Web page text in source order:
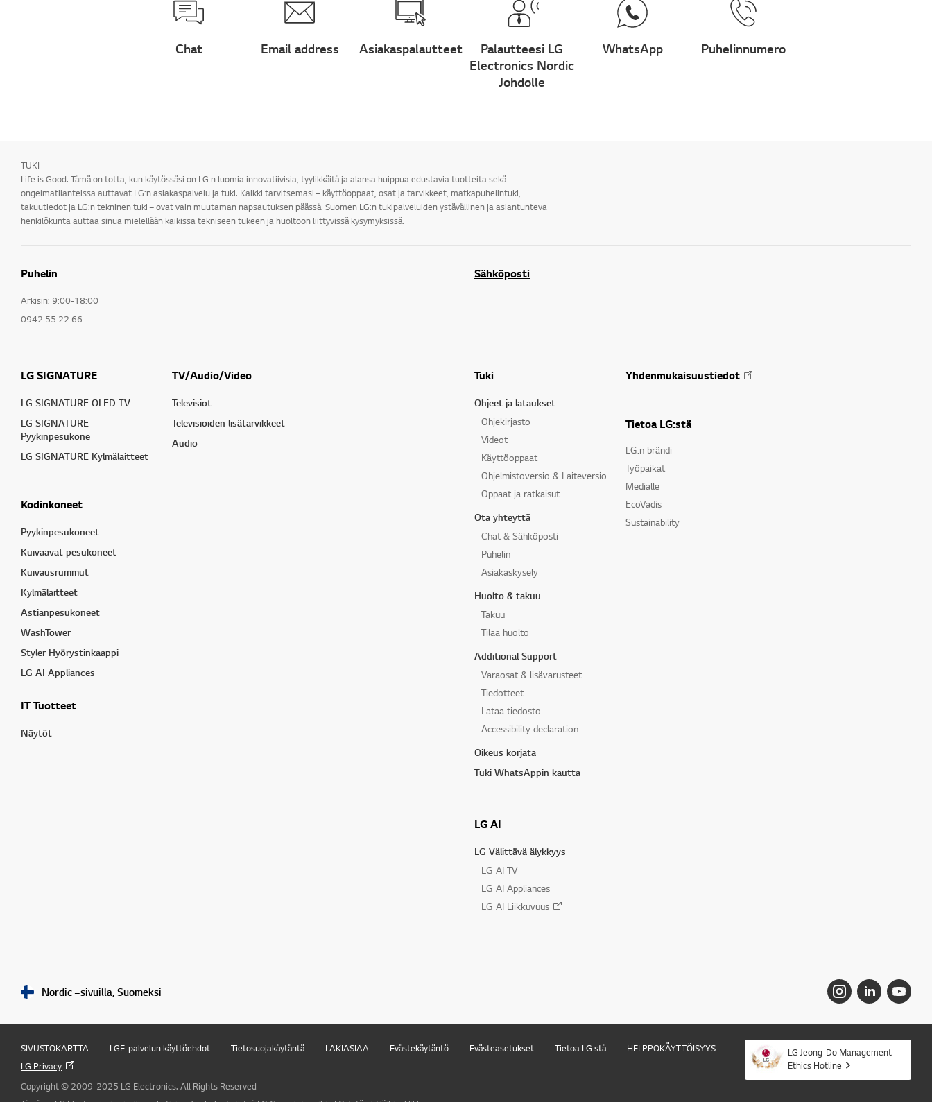
Chat Email address Asiakaspalautteet
Palautteesi LG
Electronics Nordic
Johdolle
WhatsApp Puhelinnumero
TUKI
Life is Good. Tämä on totta, kun käytössäsi on LG:n luomia innovatiivisia, tyylikkäitä ja alansa huippua edustavia tuotteita sekä
ongelmatilanteissa auttavat LG:n asiakaspalvelu ja tuki. Kaikki tarvitsemasi – käyttöoppaat, osat ja tarvikkeet, matkapuhelintuki,
takuutiedot ja LG:n tekninen tuki – ovat vain muutaman napsautuksen päässä. Suomen LG:n tukipalveluiden ystävällinen ja asiantunteva
henkilökunta auttaa sinua mielellään kaikissa tekniseen tukeen ja huoltoon liittyvissä kysymyksissä.
Puhelin
Arkisin: 9:00-18:00
0942 55 22 66
Sähköposti
LG SIGNATURE
LG SIGNATURE OLED TV
LG SIGNATURE
Pyykinpesukone
LG SIGNATURE Kylmälaitteet
TV/Audio/Video
Televisiot
Televisioiden lisätarvikkeet
Audio
Kodinkoneet
Pyykinpesukoneet
Kuivaavat pesukoneet
Kuivausrummut
Kylmälaitteet
Astianpesukoneet
WashTower
Styler Hyörystinkaappi
LG AI Appliances
IT Tuotteet
Näytöt
Tuki
Ohjeet ja lataukset
Ohjekirjasto
Videot
Käyttöoppaat
Ohjelmistoversio & Laiteversio
Oppaat ja ratkaisut
Ota yhteyttä
Chat & Sähköposti
Puhelin
Asiakaskysely
Huolto & takuu
Takuu
Tilaa huolto
Additional Support
Varaosat & lisävarusteet
Tiedotteet
Lataa tiedosto
Accessibility declaration
Oikeus korjata
Tuki WhatsAppin kautta
LG AI
LG Välittävä älykkyys
LG AI TV
LG AI Appliances
LG AI Liikkuvuus
Yhdenmukaisuustiedot
Tietoa LG:stä
LG:n brändi
Työpaikat
Medialle
EcoVadis
Sustainability
Nordic –sivuilla, Suomeksi
SIVUSTOKARTTA LGE-palvelun käyttöehdot Tietosuojakäytäntä LAKIASIAA Evästekäytäntö Evästeasetukset Tietoa LG:stä
HELPPOKÄYTTÖISYYS
LG Privacy
Copyright © 2009-2025 LG Electronics. All Rights Reserved
LG Jeong-Do Management
Ethics Hotline